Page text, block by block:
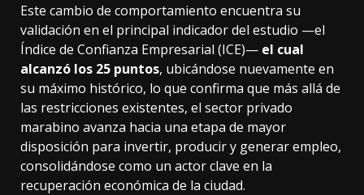
Este cambio de comportamiento encuentra su
validación en el principal indicador del estudio —el
Índice de Confianza Empresarial (ICE)— el cual
alcanzó los 25 puntos, ubicándose nuevamente en
su máximo histórico, lo que confirma que más allá de
las restricciones existentes, el sector privado
marabino avanza hacia una etapa de mayor
disposición para invertir, producir y generar empleo,
consolidándose como un actor clave en la
recuperación económica de la ciudad.